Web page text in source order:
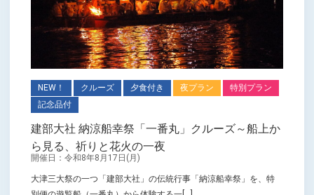
NEW！ クルーズ 夕食付き 夜プラン
特別プラン
記念品付
建部大社 納涼船幸祭「一番丸」クルーズ～船上か
ら見る、祈りと花火の一夜
開催日：令和8年8月17日(月)
大津三大祭の一つ「建部大社」の伝統行事「納涼船幸祭」を、特